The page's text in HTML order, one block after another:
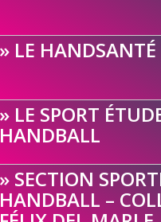
LE HANDSANTÉ
LE SPORT
HANDBALL
SECTION
HANDBALL –